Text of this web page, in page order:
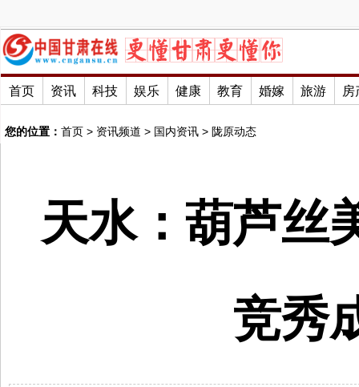
首页 资讯 科技 娱乐 健康 教育 婚嫁 旅游 房
您的位置： 首页 > 资讯频道 > 国内资讯 > 陇原动态
天水：葫芦丝
竞秀